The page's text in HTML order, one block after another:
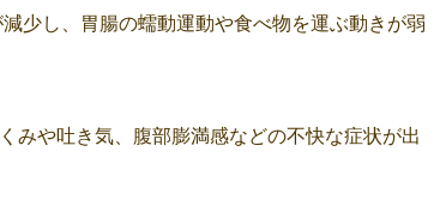
少し、胃腸の蠕動運動や食べ物を運ぶ動きが弱
みや吐き気、腹部膨満感などの不快な症状が出